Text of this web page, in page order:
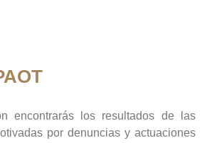
encontrarás los resultados de las
por denuncias y actuaciones